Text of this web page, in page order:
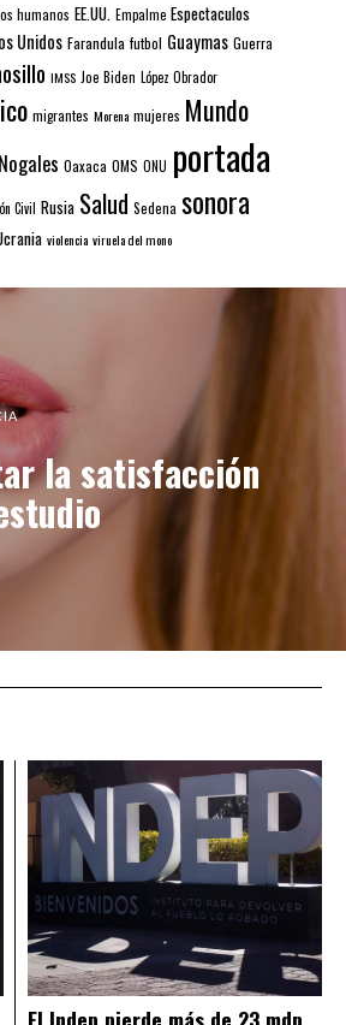
humanos EE.UU. Empalme Espectaculos
Unidos Farandula futbol Guaymas Guerra
IMSS Joe Biden López Obrador
migrantes Morena mujeres Mundo
Nogales Oaxaca OMS ONU portada
Civil Rusia Salud Sedena sonora
violencia viruela del mono
la satisfacción
El Indep pierde más de 23 mdp